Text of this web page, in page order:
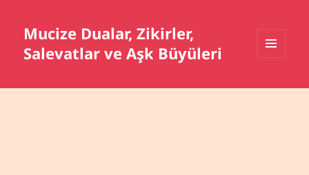
Mucize Dualar, Zikirler,
Salevatlar ve Aşk Büyüleri
BILEŞENLER